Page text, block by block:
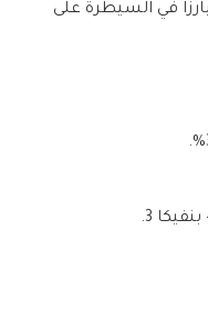
في السيطرة على